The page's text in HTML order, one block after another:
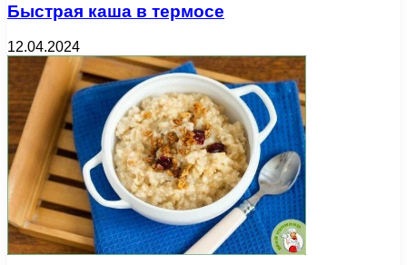
Быстрая каша в термосе
12.04.2024